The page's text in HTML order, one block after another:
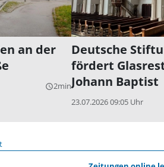
an der
query_builder2min
Deutsche
fördert
Johann Baptist
23.07.2026 09:05 Uhr